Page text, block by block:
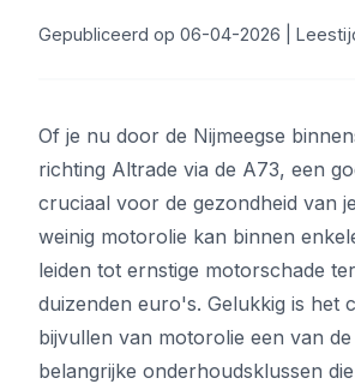
Gepubliceerd op 06-04-2026 |
Of je nu door de Nijmeegse
richting Altrade via de A73, een
cruciaal voor de gezondheid van
weinig motorolie kan binnen
leiden tot ernstige motorschade
duizenden euro's. Gelukkig is het
bijvullen van motorolie een van de
belangrijke onderhoudsklussen